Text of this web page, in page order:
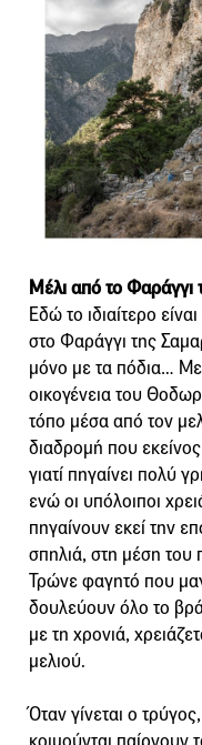
Μέλι από το Φαράγγι
Εδώ το ιδιαίτερο
στο Φαράγγι της
μόνο με τα πόδια…
οικογένεια του
τόπο μέσα από τον
διαδρομή που
γιατί πηγαίνει πολύ
ενώ οι υπόλοιποι
πηγαίνουν εκεί την
σπηλιά, στη μέση
Τρώνε φαγητό που
δουλεύουν όλο το
με τη χρονιά,
μελιού.
Όταν γίνεται ο